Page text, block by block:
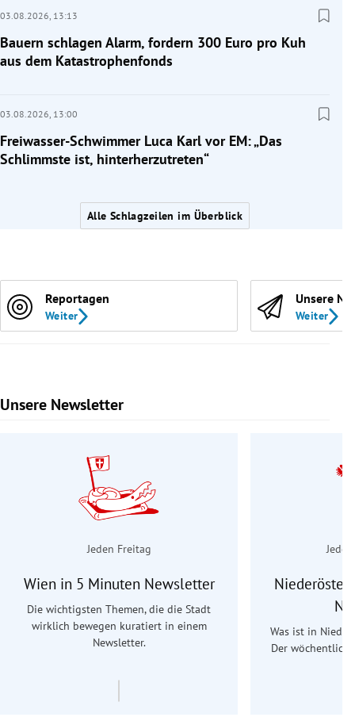
03.08.2026, 13:13
Bauern schlagen Alarm, fordern 300 Euro pro Kuh
aus dem Katastrophenfonds
03.08.2026, 13:00
Freiwasser-Schwimmer Luca Karl vor EM: „Das
Schlimmste ist, hinterherzutreten“
Alle Schlagzeilen im Überblick
Reportagen
Weiter
Unsere
Weiter
Unsere Newsletter
Slide 1 von 9
Jeden Freitag
Wien in 5 Minuten Newsletter
Die wichtigsten Themen, die die Stadt
wirklich bewegen kuratiert in einem
Newsletter.
Was ist in
Der